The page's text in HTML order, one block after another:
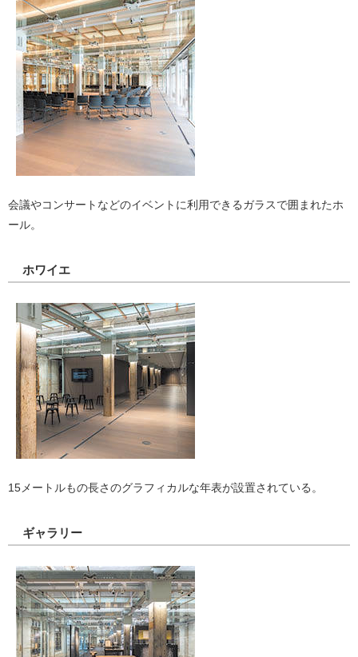
会議やコンサートなどのイベントに利用できるガラスで囲まれたホ
ール。
ホワイエ
15メートルもの長さのグラフィカルな年表が設置されている。
ギャラリー